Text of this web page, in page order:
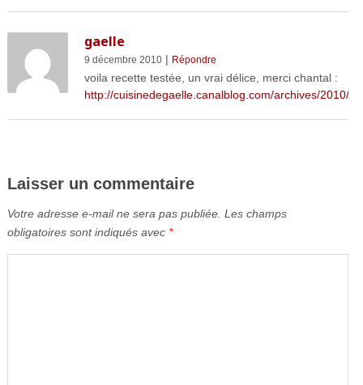
gaelle
9 décembre 2010| Répondre
voila recette testée, un vrai délice, merci chantal :
http://cuisinedegaelle.canalblog.com/archives/2010/
Laisser un commentaire
Votre adresse e-mail ne sera pas publiée. Les champs
obligatoires sont indiqués avec *